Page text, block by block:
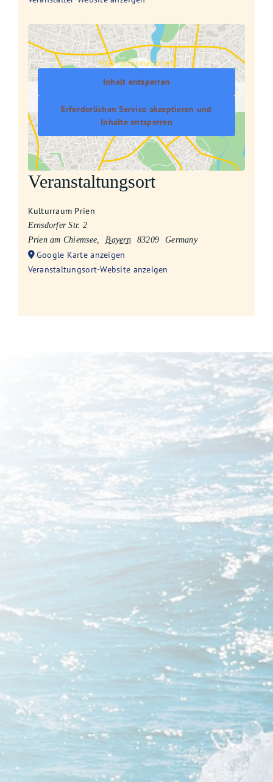
Veranstaltungsort
Kulturraum Prien
Ernsdorfer Str. 2
Prien am Chiemsee
Bayern 83209 Germany
Google Karte anzeigen
Veranstaltungsort-Website anzeigen
Mehr Informationen
Inhalt entsperren
Erforderlichen Service akzeptieren und
Inhalte entsperren